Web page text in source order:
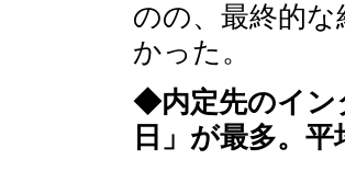
のの、最終的
かった。
◆内定先のイン
日」が最多。